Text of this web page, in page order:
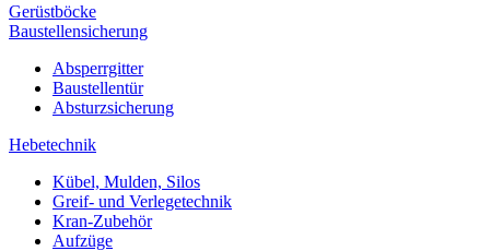
Gerüstböcke
Baustellensicherung
Absperrgitter
Baustellentür
Absturzsicherung
Hebetechnik
Kübel, Mulden, Silos
Greif- und Verlegetechnik
Kran-Zubehör
Aufzüge